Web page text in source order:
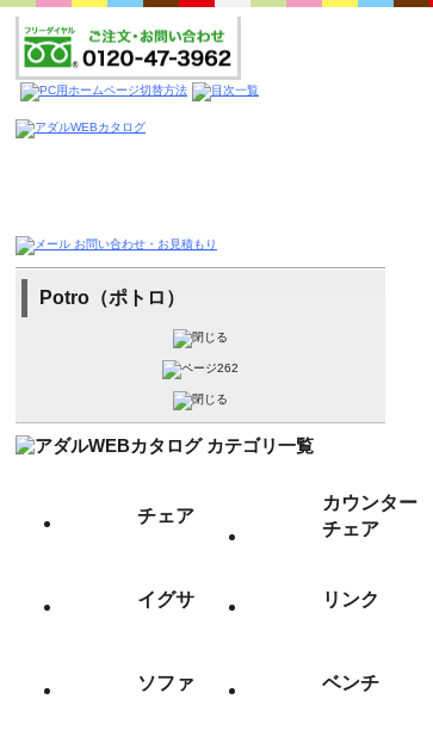
Potro（ポトロ）
チェア
カウンター
チェア
イグサ リンク
ソファ ベンチ